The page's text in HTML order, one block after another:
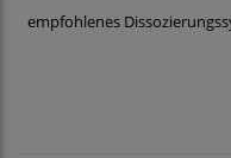
empfohlenes